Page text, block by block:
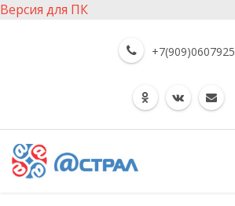
Версия для ПК
+7(909)0607925